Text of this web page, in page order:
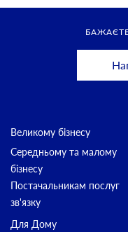
Великому бізнесу
Середньому та малому
бізнесу
Постачальникам послуг
зв'язку
Для Дому